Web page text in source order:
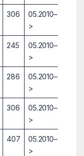
306
05.2010–
>
245
05.2010–
>
286
05.2010–
>
306
05.2010–
>
407
05.2010–
>